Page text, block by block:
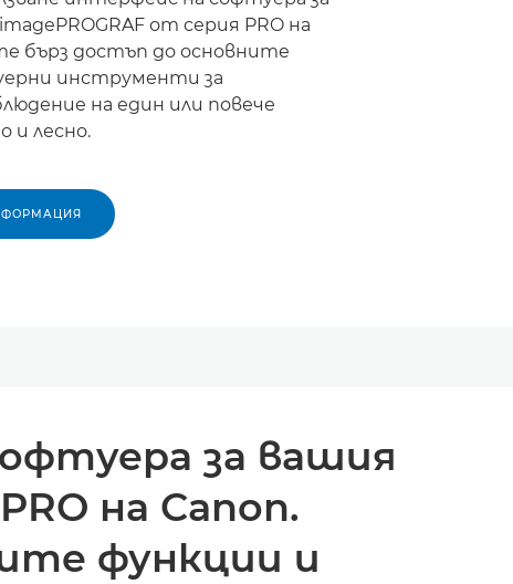
от серия PRO на
бърз достъп до основните
инструменти за
на един или повече
и лесно.
за вашия
на Canon.
функции и